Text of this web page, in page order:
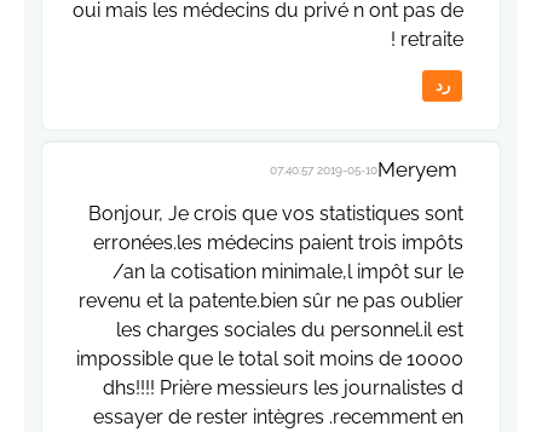
oui mais les médecins du privé n ont pas de
retraite !
رد
Meryem
2019-05-10 07:40:57
Bonjour, Je crois que vos statistiques sont
erronées.les médecins paient trois impôts
/an la cotisation minimale,l impôt sur le
revenu et la patente.bien sûr ne pas oublier
les charges sociales du personnel.il est
impossible que le total soit moins de 10000
dhs!!!! Prière messieurs les journalistes d
essayer de rester intègres .recemment en